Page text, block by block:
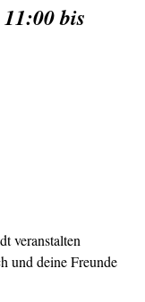
bis
veranstalten
und deine Freunde